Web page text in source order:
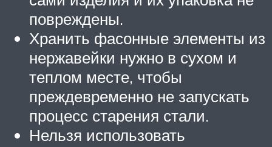
повреждены.
Хранить фасонные элементы из
нержавейки нужно в сухом и
теплом месте, чтобы
преждевременно не запускать
процесс старения стали.
Нельзя использовать